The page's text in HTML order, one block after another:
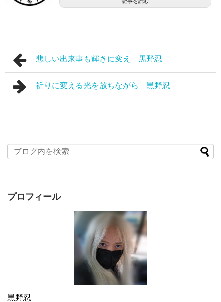
悲しい出来事も輝きに変え 黒野忍
祈りに変える光を放ちながら 黒野忍
プロフィール
黒野忍